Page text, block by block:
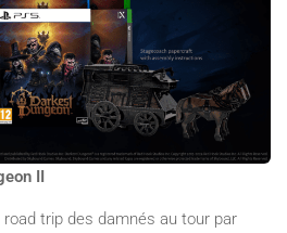
II
trip des damnés au tour par